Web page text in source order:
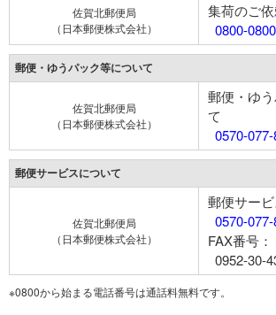
佐賀北郵便局
（日本郵便株式会社）
集荷のご
0800-
郵便・ゆうパック等について
佐賀北郵便局
（日本郵便株式会社）
郵便・ゆ
て
0570-
郵便サービスについて
佐賀北郵便局
（日本郵便株式会社）
郵便サー
0570-
FAX番号：
0952-30-
※0800から始まる電話番号は通話料無料です。